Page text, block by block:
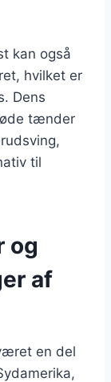
kan også
hvilket er
Dens
tænder
til
og
af
en del